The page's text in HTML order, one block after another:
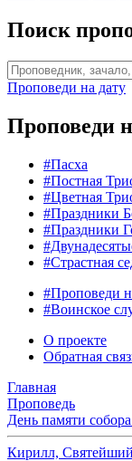
Поиск
Проповеди на дату
Проповеди
#Пасха
#Постная
#Цветная
#Праздники
#Праздники
#Страстная
#Проповеди
#Воинское
О проекте
Обратная
Главная
Проповедь
День памяти
Кирилл,